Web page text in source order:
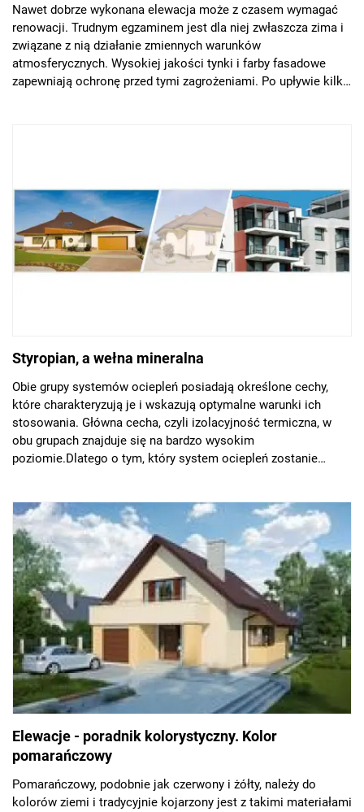
Nawet dobrze wykonana elewacja może z czasem wymagać
renowacji. Trudnym egzaminem jest dla niej zwłaszcza zima i
związane z nią działanie zmiennych warunków
atmosferycznych. Wysokiej jakości tynki i farby fasadowe
zapewniają ochronę przed tymi zagrożeniami. Po upływie kilku
Styropian, a wełna mineralna
Obie grupy systemów ociepleń posiadają określone cechy,
które charakteryzują je i wskazują optymalne warunki ich
stosowania. Główna cecha, czyli izolacyjność termiczna, w
obu grupach znajduje się na bardzo wysokim
poziomie.Dlatego o tym, który system ociepleń zostanie
Elewacje - poradnik kolorystyczny. Kolor
pomarańczowy
Pomarańczowy, podobnie jak czerwony i żółty, należy do
kolorów ziemi i tradycyjnie kojarzony jest z takimi materiałami